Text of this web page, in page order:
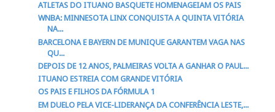
ATLETAS DO ITUANO BASQUETE HOMENAGEIAM OS PAIS
WNBA: MINNESOTA LINX CONQUISTA A QUINTA VITÓRIA
NA...
BARCELONA E BAYERN DE MUNIQUE GARANTEM VAGA NAS
QU...
DEPOIS DE 12 ANOS, PALMEIRAS VOLTA A GANHAR O PAUL...
ITUANO ESTREIA COM GRANDE VITÓRIA
OS PAIS E FILHOS DA FÓRMULA 1
EM DUELO PELA VICE-LIDERANÇA DA CONFERÊNCIA LESTE,...